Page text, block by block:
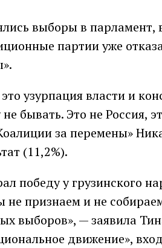
выборы в
партии уже
узурпация власти и
бывать. Это не Россия,
за перемены»
(11,2%).
победу у грузинского
признаем и не
выборов», — заявила
движение»,